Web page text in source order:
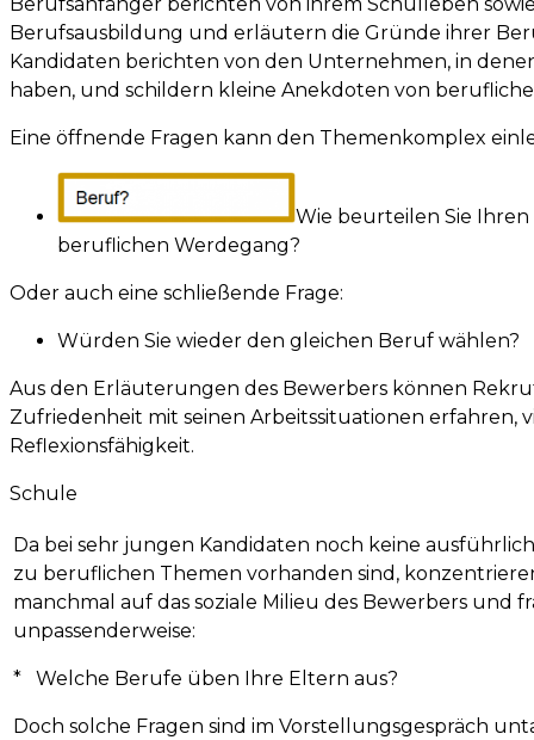
Berufsausbildung und erläutern die Gründe ihrer
Kandidaten berichten von den Unternehmen, in
haben, und schildern kleine Anekdoten von
Eine öffnende Fragen kann den Themenkomplex
Wie beurteilen Sie Ihren
beruflichen Werdegang?
Oder auch eine schließende Frage:
Würden Sie wieder den gleichen Beruf wählen?
Aus den Erläuterungen des Bewerbers können
Zufriedenheit mit seinen Arbeitssituationen erfahren,
Reflexionsfähigkeit.
Schule
Da bei sehr jungen Kandidaten noch keine
zu beruflichen Themen vorhanden sind,
manchmal auf das soziale Milieu des Bewerbers und
unpassenderweise:
* Welche Berufe üben Ihre Eltern aus?
Doch solche Fragen sind im Vorstellungsgespräch